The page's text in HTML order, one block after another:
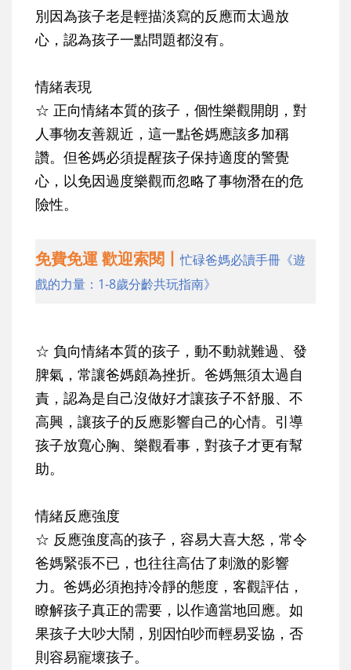
別因為孩子老是輕描淡寫的反應而太過放
心，認為孩子一點問題都沒有。
情緒表現
☆ 正向情緒本質的孩子 ，個性樂觀開朗，對
人事物友善親近，這一點爸媽應該多加稱
讚。但爸媽必須提醒孩子保持適度的警覺
心，以免因過度樂觀而忽略了事物潛在的危
險性。
免費免運 歡迎索閱丨忙碌爸媽必讀手冊《遊
戲的力量：1-8歲分齡共玩指南》
☆ 負向情緒本質的孩子 ，動不動就難過、發
脾氣，常讓爸媽頗為挫折。爸媽無須太過自
責，認為是自己沒做好才讓孩子不舒服、不
高興，讓孩子的反應影響自己的心情。引導
孩子放寬心胸、樂觀看事，對孩子才更有幫
助。
情緒反應強度
☆ 反應強度高的孩子 ，容易大喜大怒，常令
爸媽緊張不已，也往往高估了刺激的影響
力。爸媽必須抱持冷靜的態度，客觀評估，
瞭解孩子真正的需要，以作適當地回應。如
果孩子大吵大鬧，別因怕吵而輕易妥協，否
則容易寵壞孩子。